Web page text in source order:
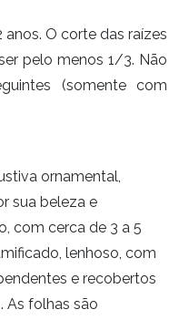
O corte das raízes
pelo menos 1/3. Não
(somente com
ornamental,
sua beleza e
com cerca de 3 a 5
lenhoso, com
e recobertos
As folhas são